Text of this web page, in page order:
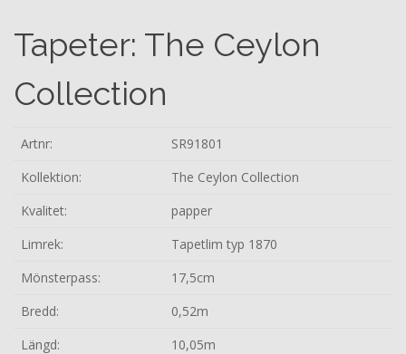
Tapeter: The Ceylon
Collection
Artnr:
SR91801
Kollektion:
The Ceylon Collection
Kvalitet:
papper
Limrek:
Tapetlim typ 1870
Mönsterpass:
17,5cm
Bredd:
0,52m
Längd:
10,05m